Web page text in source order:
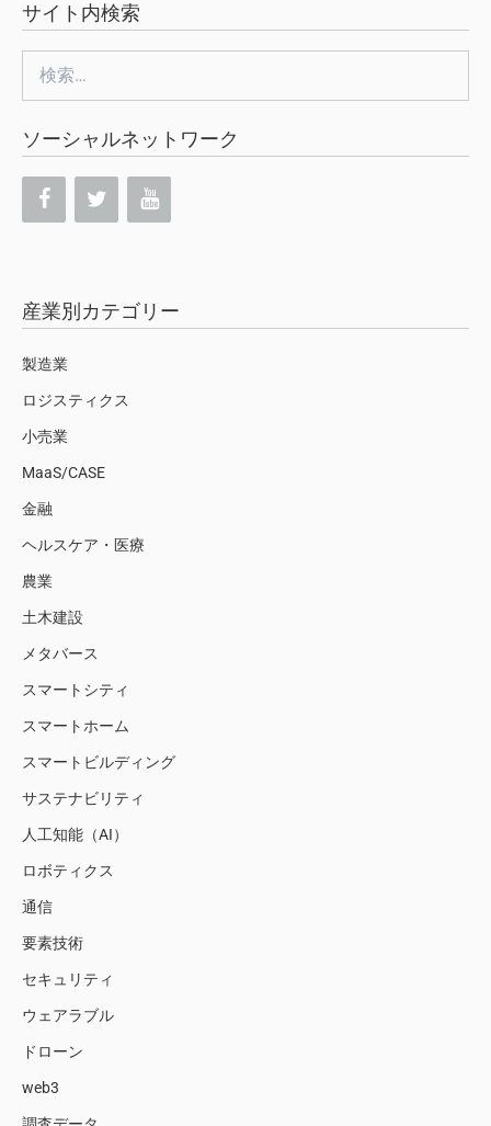
サイト内検索
索:
ソーシャルネットワーク
産業別カテゴリー
製造業
ロジスティクス
小売業
MaaS/CASE
金融
ヘルスケア・医療
農業
土木建設
メタバース
スマートシティ
スマートホーム
スマートビルディング
サステナビリティ
人工知能（AI）
ロボティクス
通信
要素技術
セキュリティ
ウェアラブル
ドローン
web3